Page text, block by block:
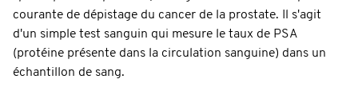
courante de dépistage du cancer de la prostate. Il s'agit
d'un simple test sanguin qui mesure le taux de PSA
(protéine présente dans la circulation sanguine) dans un
échantillon de sang.